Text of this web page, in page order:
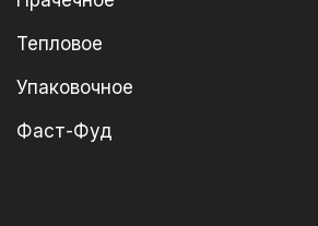
Тепловое
Упаковочное
Фаст-Фуд